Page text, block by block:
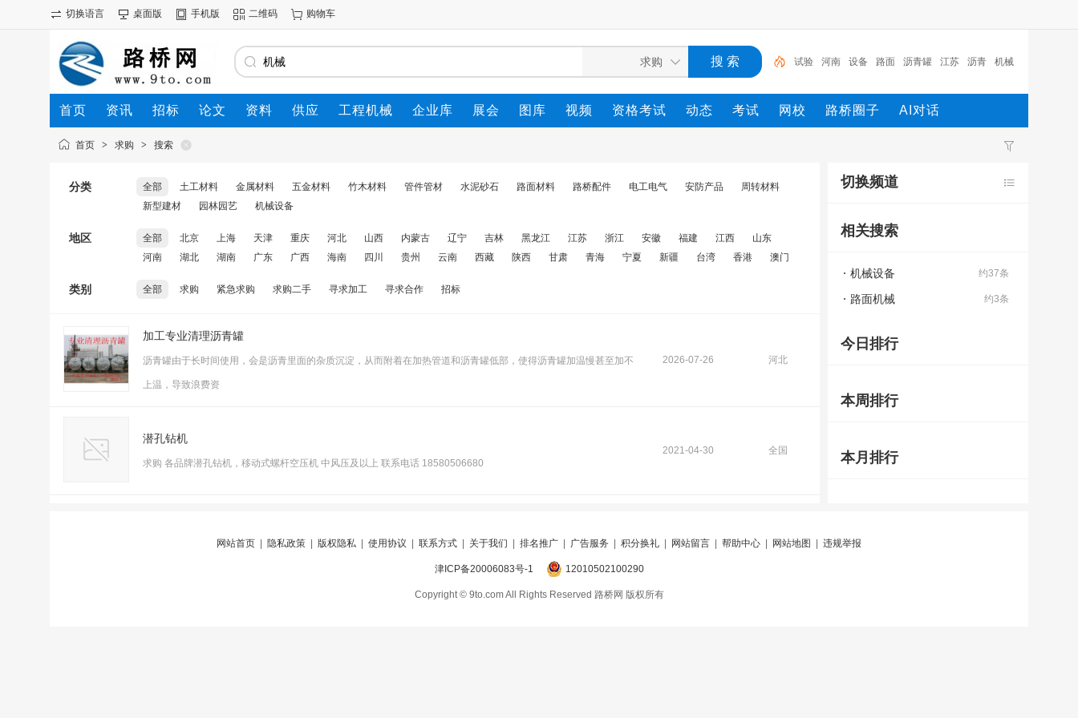
切换语言 桌面版 手机版 二维码 购物车
试验 河南 设备 路面 沥青罐 江苏 沥青 机械
试验箱 挖掘机
首页 资讯 招标 论文 资料 供应 工程机械 企业库 展会 图库 视频 资格考试 动态 考试 网校 路桥圈子 AI对话
首页 > 求购 > 搜索
分类 全部 土工材料 金属材料 五金材料 竹木材料 管件管材 水泥砂石 路面材料 路桥配件 电工电气 安防产品
周转材料
新型建材
园林园艺 机械设备
地区 全部 北京 上海 天津 重庆 河北 山西 内蒙古 辽宁 吉林 黑龙江 江苏 浙江 安徽 福建 江西
山东
河南
湖北 湖南 广东 广西 海南 四川 贵州 云南 西藏 陕西 甘肃 青海 宁夏 新疆 台湾 香港 澳门
类别 全部 求购 紧急求购 求购二手 寻求加工 寻求合作 招标
加工专业清理沥青罐
沥青罐由于长时间使用，会是沥青里面的杂质沉淀，从而附着在加热管道和沥青罐低部，使得沥青罐加温慢甚至加不
上温，导致浪费资
2026-07-26 河北
潜孔钻机
求购 各品牌潜孔钻机，移动式螺杆空压机 中风压及以上 联系电话 18580506680
2021-04-30 全国
切换频道
相关搜索
约37条
机械设备
约3条
路面机械
今日排行
本周排行
本月排行
网站首页 隐私政策 版权隐私 使用协议 联系方式 关于我们 排名推广 广告服务 积分换礼 网站留言 帮助中心 网站地图 违规举报
津ICP备20006083号-1 12010502100290
Copyright © 9to.com All Rights Reserved 路桥网 版权所有